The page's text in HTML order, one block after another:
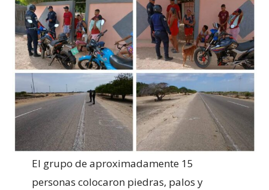
El grupo de aproximadamente 15
personas colocaron piedras, palos y